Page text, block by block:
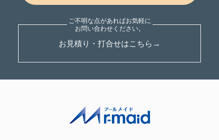
お見積り・打合せはこちら→